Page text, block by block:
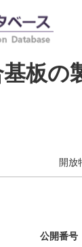
板の
開放
公開番号